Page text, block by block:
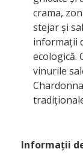
crama,
stejar și
informații
ecologică.
vinurile
Informații